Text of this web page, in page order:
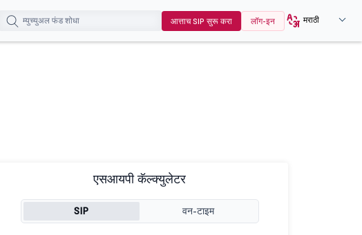
आत्ताच SIP सुरू करा लॉग-इन मराठी
एसआयपी कॅल्क्युलेटर
SIP वन-टाइम